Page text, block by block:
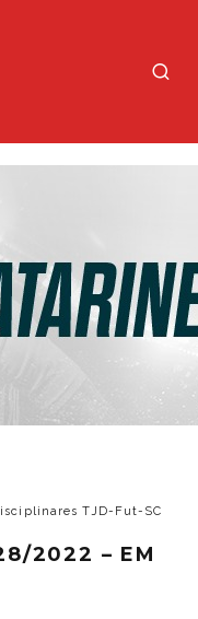
TJD-Fut-SC
2022 – EM